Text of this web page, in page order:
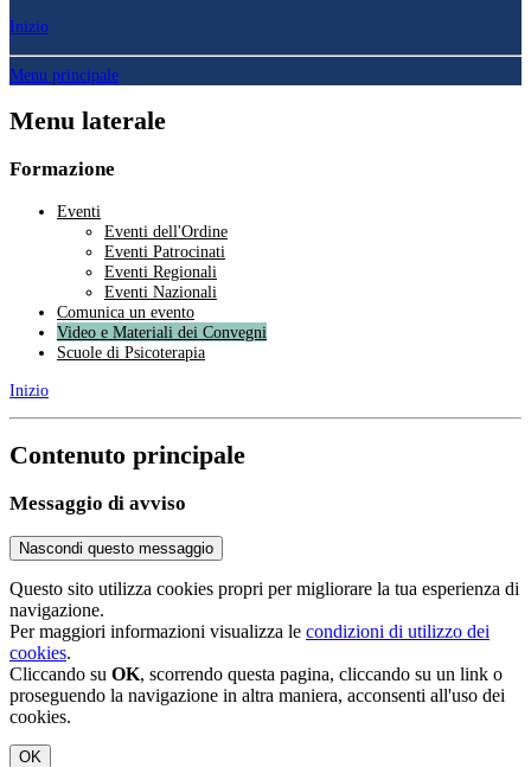
Inizio
Menu principale
Menu laterale
Formazione
Eventi
Eventi dell'Ordine
Eventi Patrocinati
Eventi Regionali
Eventi Nazionali
Comunica un evento
Video e Materiali dei Convegni
Scuole di Psicoterapia
Inizio
Contenuto principale
Messaggio di avviso
Nascondi questo messaggio
Questo sito utilizza cookies propri per migliorare la tua esperienza di
navigazione.
Per maggiori informazioni visualizza le condizioni di utilizzo dei
cookies.
Cliccando su OK, scorrendo questa pagina, cliccando su un link o
proseguendo la navigazione in altra maniera, acconsenti all'uso dei
cookies.
OK